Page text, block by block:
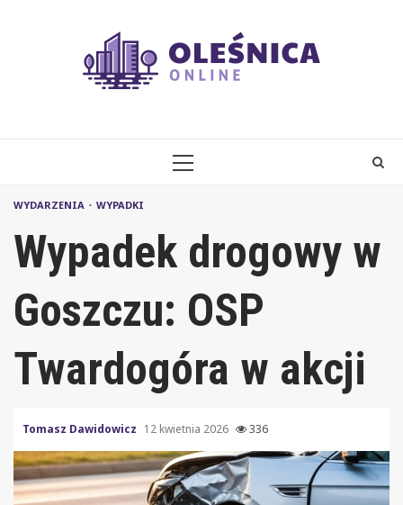
PRIMARY
WYDARZENIA WYPADKI
Wypadek drogowy w
Goszczu: OSP
Twardogóra w akcji
Tomasz Dawidowicz 12 kwietnia 2026 336